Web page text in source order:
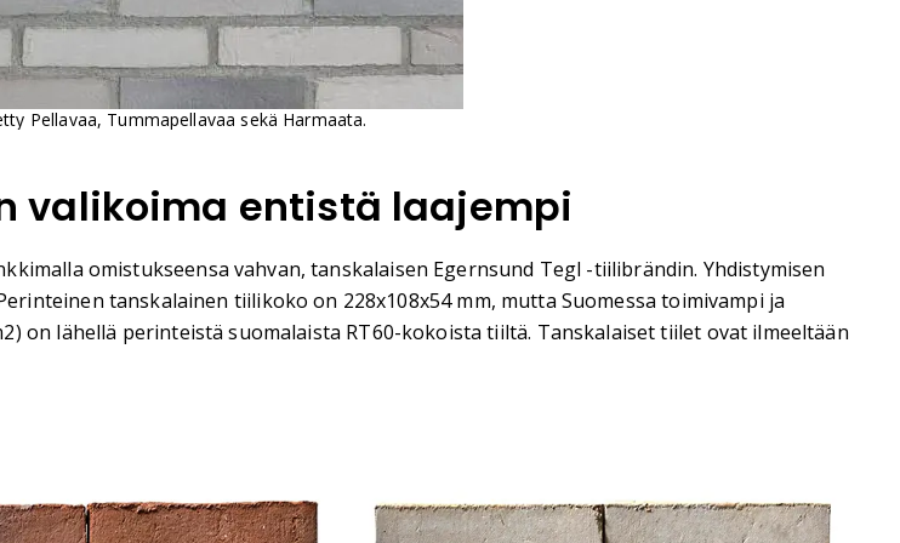
Pellavaa, Tummapellavaa sekä Harmaata.
valikoima entistä laajempi
omistukseensa vahvan, tanskalaisen Egernsund Tegl -tiilibrändin. Yhdistymisen
tanskalainen tiilikoko on 228x108x54 mm, mutta Suomessa toimivampi ja
on lähellä perinteistä suomalaista RT60-kokoista tiiltä. Tanskalaiset tiilet ovat ilmeeltään